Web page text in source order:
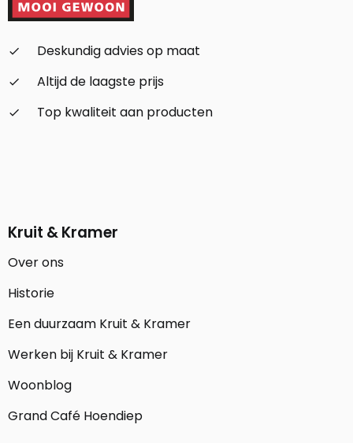
check_small
Deskundig advies op maat
check_small
Altijd de laagste prijs
check_small
Top kwaliteit aan producten
Kruit & Kramer
Over ons
Historie
Een duurzaam Kruit & Kramer
Werken bij Kruit & Kramer
Woonblog
Grand Café Hoendiep